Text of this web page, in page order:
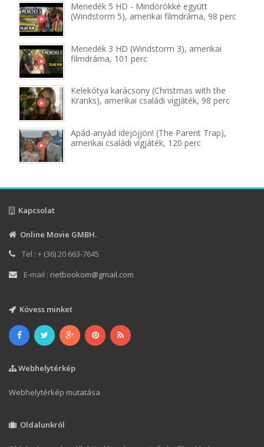
Menedék 5 HD - Mindörökké együtt
(Windstorm 5), amerikai filmdráma, 98 perc
Menedék 3 HD (Windstorm 3), amerikai
filmdráma, 101 perc
Kelekótya karácsony (Christmas with the
Kranks), amerikai családi vígjáték, 98 perc
Apád-anyád idejöjjön! (The Parent Trap),
amerikai családi vígjáték, 120 perc
Kapcsolat
Online Movie GMBH.
Tel : + (36) 20 663-7645
E-mail : netbookom@gmail.com
Kövess minket
Webhelytérkép
Webhelytérkép mutatása
Oldalunkról